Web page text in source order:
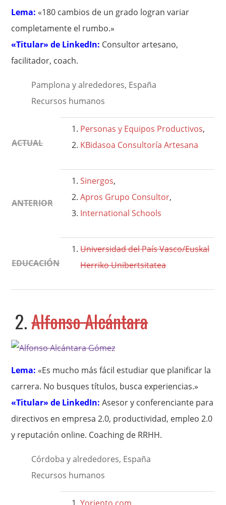
Lema: «180 cambios de un grado logran variar
completamente el rumbo.»
«Titular» de LinkedIn: Consultor artesano,
facilitador, coach.
Pamplona y alrededores, España
Recursos humanos
ACTUAL
Personas y Equipos Productivos,
KBidasoa Consultoría Artesana
ANTERIOR
Sinergos,
Apros Grupo Consultor,
International Schools
EDUCACIÓN
Universidad del País Vasco/Euskal
Herriko Unibertsitatea
2.Alfonso Alcántara
Lema: «Es mucho más fácil estudiar que planificar la
carrera. No busques títulos, busca experiencias.»
«Titular» de LinkedIn:Asesor y conferenciante para
directivos en empresa 2.0, productividad, empleo 2.0
y reputación online. Coaching de RRHH.
Córdoba y alrededores, España
Recursos humanos